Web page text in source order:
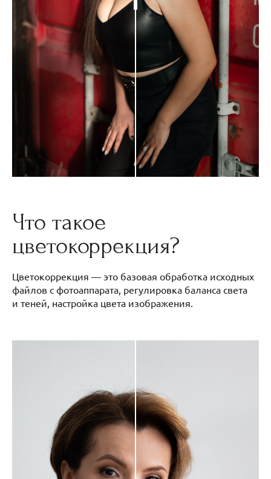
Что такое
цветокоррекция?
Цветокоррекция — это базовая обработка исходных
файлов с фотоаппарата, регулировка баланса света
и теней, настройка цвета изображения.